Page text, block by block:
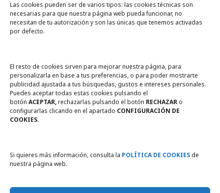
Las cookies pueden ser de varios tipos: las cookies técnicas son
necesarias para que nuestra página web pueda funcionar, no
necesitan de tu autorización y son las únicas que tenemos activadas
por defecto.
El resto de cookies sirven para mejorar nuestra página, para
personalizarla en base a tus preferencias, o para poder mostrarte
publicidad ajustada a tus búsquedas, gustos e intereses personales.
Puedes aceptar todas estas cookies pulsando el
botón ACEPTAR,rechazarlas pulsando el botón RECHAZARo
configurarlas clicando en el apartado CONFIGURACIÓN DE
COOKIES.
Si quieres más información, consulta la POLÍTICA DE COOKIESde
nuestra página web.
A un click
Tienda online Legal
Política de privacidad
Política de Cookies